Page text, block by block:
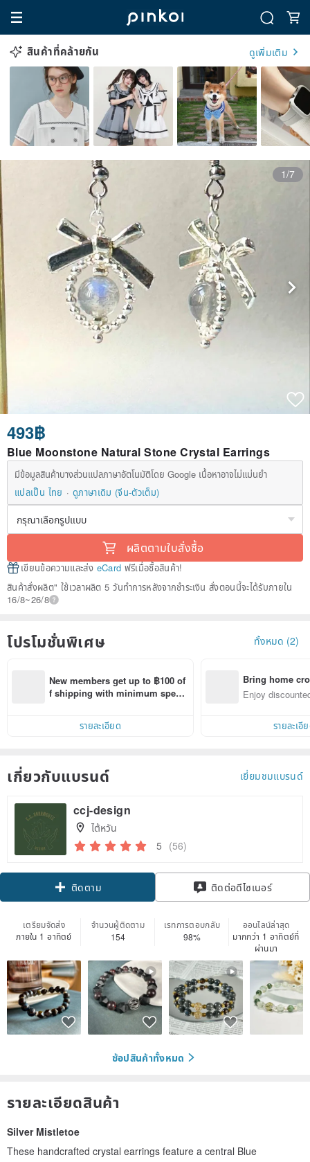
สินค้าที่คล้ายกัน ดูเพิ่มเติม
1/7
493฿
Blue Moonstone Natural Stone Crystal Earrings
มีข้อมูลสินค้าบางส่วนแปลภาษาอัตโนมัติโดย Google เนื้อหาอาจไม่แม่นยำ
แปลเป็น ไทย
ดูภาษาเดิม (จีน-ตัวเต็ม)
ผลิตตามใบสั่งซื้อ
เขียนข้อความและส่ง eCard ฟรีเมื่อซื้อสินค้า!
สินค้าสั่งผลิต" ใช้เวลาผลิต 5 วันทำการหลังจากชำระเงิน สั่งตอนนี้จะได้รับภายใน
16/8~26/8
โปรโมชั่นพิเศษ ทั้งหมด (2)
New members get up to ฿100 of
f shipping with minimum spen
รายละเอียด
Bring home
n with ease
Enjoy
รายละเอี
เกี่ยวกับแบรนด์ เยี่ยมชมแบรนด์
ccj-design
ไต้หวัน
5 (56)
Claim coupon
ติดตาม ติดต่อดีไซเนอร์
เตรียมจัดส่ง
ภายใน 1 อาทิตย์
จำนวนผู้ติดตาม
154
เรทการตอบกลับ
98%
ออนไลน์ล่าสุด
มากกว่า 1 อาทิตย์ที่
ผ่านมา
ช้อปสินค้าทั้งหมด
รายละเอียดสินค้า
Silver Mistletoe
These handcrafted crystal earrings feature a central Blue